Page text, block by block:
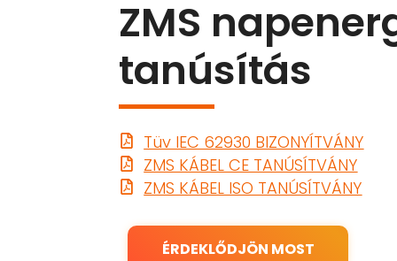
ZMS
tanúsítás
Tüv IEC 62930 BIZONYÍTVÁNY
ZMS KÁBEL CE TANÚSÍTVÁNY
ZMS KÁBEL ISO TANÚSÍTVÁNY
ÉRDEKLŐDJÖN MOST